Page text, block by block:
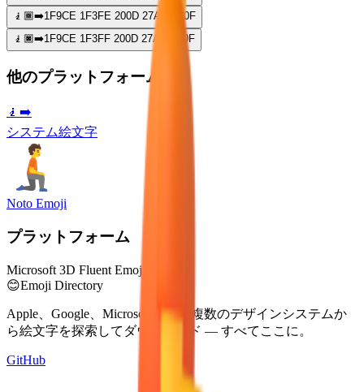
🧎🏾‍➡️1F9CE 1F3FE 200D 27A1 FE0F
🧎🏿‍➡️1F9CE 1F3FF 200D 27A1 FE0F
他のプラットフォーム
🧎‍➡️
システム絵文字
Noto Emoji
プラットフォーム
Microsoft 3D Fluent Emoji
😊Emoji Directory
Apple、Google、Microsoftなどの複数のデザインシステムか
ら絵文字を探索してダウンロード — すべてここに。
GitHub